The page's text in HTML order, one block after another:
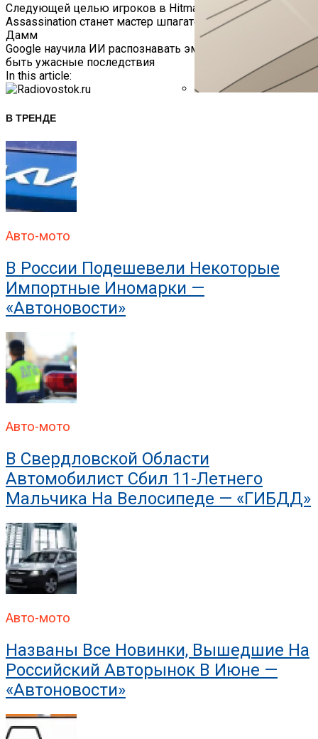
Навигация
По
Записям
Следующей целью игроков в Hitman: World of
Assassination станет мастер шпагатов Жан-Клод Ван
Дамм
Google научила ИИ распознавать эмоции — у этого могут
быть ужасные последствия
In this article:
В ТРЕНДЕ
Авто-мото
В России Подешевели Некоторые
Импортные Иномарки —
«Автоновости»
Авто-мото
В Свердловской Области
Автомобилист Сбил 11-Летнего
Мальчика На Велосипеде — «ГИБДД»
Авто-мото
Названы Все Новинки, Вышедшие На
Российский Авторынок В Июне —
«Автоновости»